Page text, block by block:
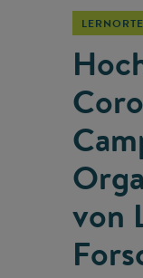
LERNORTE
von